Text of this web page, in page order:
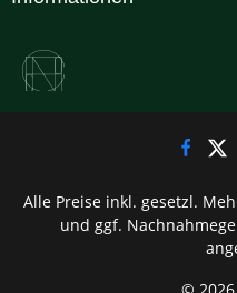
©
Alle Preise inkl. gesetzl.
und ggf.